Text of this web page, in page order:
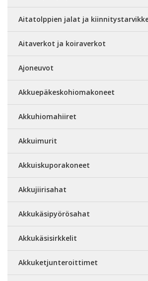
Aitatolppien jalat ja
Aitaverkot ja koiraverkot
Ajoneuvot
Akkuepäkeskohiomakoneet
Akkuhiomahiiret
Akkuimurit
Akkuiskuporakoneet
Akkujiirisahat
Akkukäsipyörösahat
Akkukäsisirkkelit
Akkuketjunteroittimet